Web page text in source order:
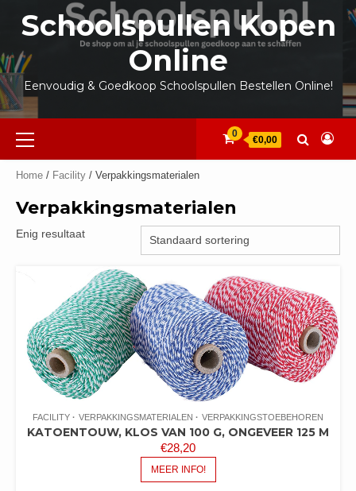
inhoud
Schoolspullen Kopen
Online
Eenvoudig & Goedkoop Schoolspullen Bestellen Online!
Primair
menu
0
€0,00
Home / Facility / Verpakkingsmaterialen
Verpakkingsmaterialen
Enig resultaat
FACILITY VERPAKKINGSMATERIALEN VERPAKKINGSTOEBEHOREN
KATOENTOUW, KLOS VAN 100 G, ONGEVEER 125 M
€28,20
MEER INFO!